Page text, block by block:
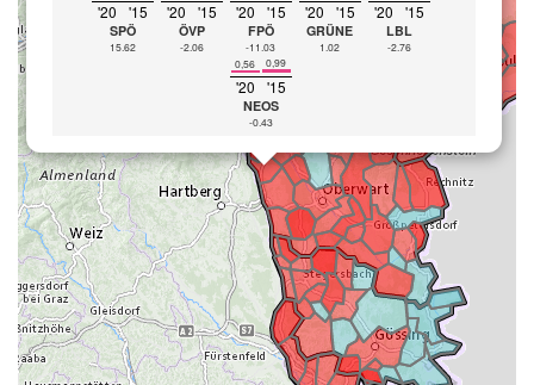
'20 '15
SPÖ
15.62
'20 '15
ÖVP
-2.06
'20 '15
FPÖ
-11.03
'20 '15
GRÜNE
1.02
'20 '15
LBL
-2.76
0,56
0,99
'20 '15
NEOS
-0.43